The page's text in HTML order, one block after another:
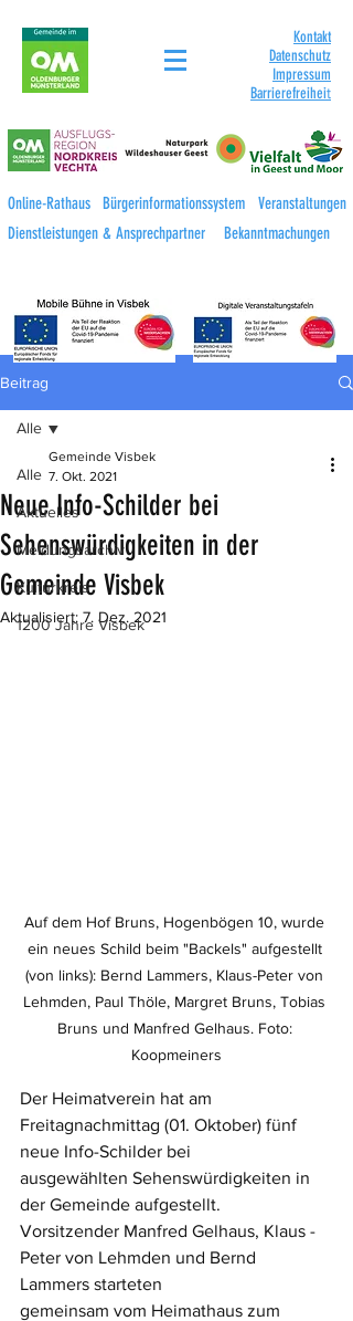
Kontakt
Datenschutz
Impressum
Barrierefreiheit
Online-Rathaus Bürgerinformationssystem
Veranstaltungen
Dienstleistungen & Ansprechpartner
Bekanntmachungen
Beitrag
Alle
Aktuelles
Meldungsarchiv
Kulturkreis
1200 Jahre Visbek
Alle
Neue Info-Schilder bei
Sehenswürdigkeiten in der
Gemeinde Visbek
Gemeinde Visbek
7. Okt. 2021
Aktualisiert: 7. Dez. 2021
Auf dem Hof Bruns, Hogenbögen 10, wurde
ein neues Schild beim "Backels" aufgestellt
(von links): Bernd Lammers, Klaus-Peter von
Lehmden, Paul Thöle, Margret Bruns, Tobias
Bruns und Manfred Gelhaus. Foto:
Koopmeiners
Der Heimatverein hat am
Freitagnachmittag (01. Oktober) fünf
neue Info-Schilder bei
ausgewählten Sehenswürdigkeiten in
der Gemeinde aufgestellt.
Vorsitzender Manfred Gelhaus, Klaus -
Peter von Lehmden und Bernd
Lammers starteten
gemeinsam vom Heimathaus zum